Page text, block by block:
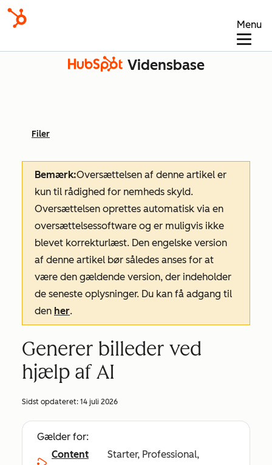
Menu
Vidensbase
Filer
Bemærk:Oversættelsen af denne artikel er
kun til rådighed for nemheds skyld.
Oversættelsen oprettes automatisk via en
oversættelsessoftware og er muligvis ikke
blevet korrekturlæst. Den engelske version
af denne artikel bør således anses for at
være den gældende version, der indeholder
de seneste oplysninger. Du kan få adgang til
den her.
Generer billeder ved
hjælp af AI
Sidst opdateret: 14 juli 2026
Gælder for:
Content
Starter, Professional,